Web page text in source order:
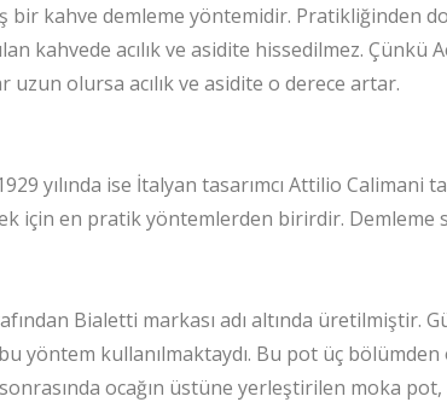
bir kahve demleme yöntemidir. Pratikliğinden
kahvede acılık ve asidite hissedilmez. Çünkü
olursa acılık ve asidite o derece artar.
yılında ise İtalyan tasarımcı Attilio Calimani
için en pratik yöntemlerden birirdir. Demleme
Bialetti markası adı altında üretilmiştir.
yöntem kullanılmaktaydı. Bu pot üç bölümden
ocağın üstüne yerleştirilen moka